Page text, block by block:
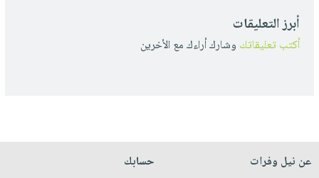
أبرز التعليقات
أكتب تعليقاتك وشارك أراءك مع الأخرين
عن نيل وفرات
حسابك